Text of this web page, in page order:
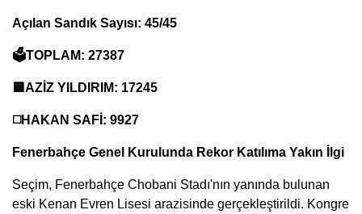
Açılan Sandık Sayısı: 45/45
🗳️TOPLAM: 27387
🟨AZİZ YILDIRIM: 17245
◻️HAKAN SAFİ: 9927
Fenerbahçe Genel Kurulunda Rekor Katılıma Yakın İlgi
Seçim, Fenerbahçe Chobani Stadı'nın yanında bulunan
eski Kenan Evren Lisesi arazisinde gerçekleştirildi. Kongre